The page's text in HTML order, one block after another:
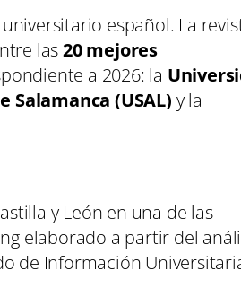
español. La
las20 mejores
a 2026: la
Salamanca (USAL) y la
y León en una de las
elaborado a partir del
de Información